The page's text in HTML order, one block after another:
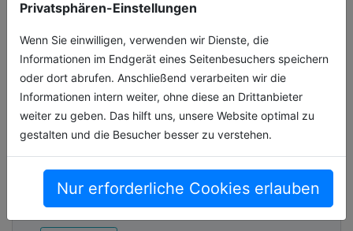
Privatsphären-Einstellungen
Wenn Sie einwilligen, verwenden wir Dienste, die
Informationen im Endgerät eines Seitenbesuchers speichern
oder dort abrufen. Anschließend verarbeiten wir die
Informationen intern weiter, ohne diese an Drittanbieter
weiter zu geben. Das hilft uns, unsere Website optimal zu
gestalten und die Besucher besser zu verstehen.
Nur erforderliche Cookies erlauben
Marken- und
technologieübergreifende
Erfassung von Maschinenlaufzeiten
Der STIHL Smart Connector ist ein zentrales
Element des digitalen Flottenmanagement-
Systems STIHL connected. Der Sensor mit
einem Durchmesser von knapp fünf Zen[...]
24.04.2026, Lesezeit ca. 3 Minuten